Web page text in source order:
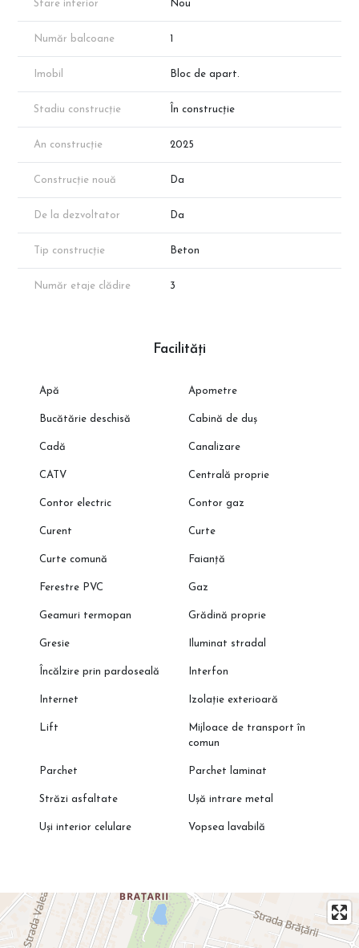
Stare interior Nou
Număr balcoane 1
Imobil Bloc de apart.
Stadiu construcție În construcție
An construcție 2025
Construcție nouă Da
De la dezvoltator Da
Tip construcție Beton
Număr etaje clădire 3
Facilități
Apă Apometre
Bucătărie deschisă Cabină de duș
Cadă Canalizare
CATV Centrală proprie
Contor electric Contor gaz
Curent Curte
Curte comună Faianță
Ferestre PVC Gaz
Geamuri termopan Grădină proprie
Gresie Iluminat stradal
Încălzire prin pardoseală Interfon
Internet Izolație exterioară
Lift
Mijloace de transport în
comun
Parchet Parchet laminat
Străzi asfaltate Ușă intrare metal
Uși interior celulare Vopsea lavabilă